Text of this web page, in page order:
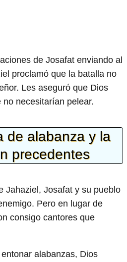
de Josafat enviando al
proclamó que la batalla no
Les aseguró que Dios
no necesitarían pelear.
de alabanza y la
precedentes
Jahaziel, Josafat y su pueblo
Pero en lugar de
consigo cantores que
alabanzas, Dios